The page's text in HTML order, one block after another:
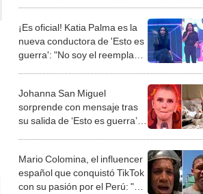
¡Es oficial! Katia Palma es la
nueva conductora de 'Esto es
guerra': "No soy el reemplazo
Johanna San Miguel
sorprende con mensaje tras
su salida de ‘Esto es guerra’:
Mario Colomina, el influencer
español que conquistó TikTok
con su pasión por el Perú: "Mi